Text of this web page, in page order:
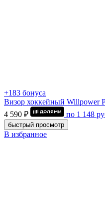
+183 бонуса
Визор хоккейный Willpower
4 590 ₽
по 1 148
быстрый просмотр
В избранное